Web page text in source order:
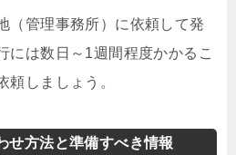
（管理事務所）に依頼して発
には数日～1週間程度かかるこ
頼しましょう。
せ方法と準備すべき情報